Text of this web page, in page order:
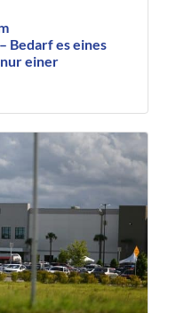
Bedarf es eines
einer